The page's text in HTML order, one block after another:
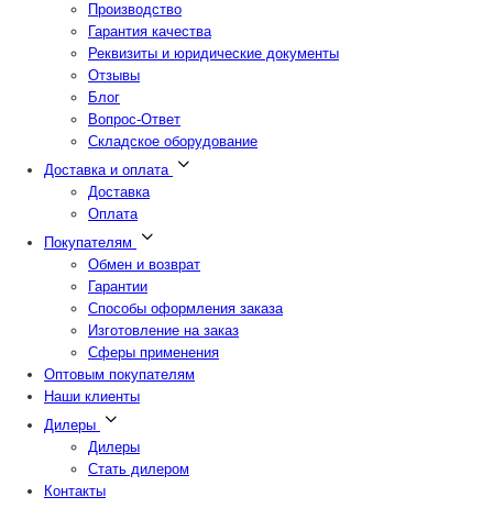
Производство
Гарантия качества
Реквизиты и юридические документы
Отзывы
Блог
Вопрос-Ответ
Складское оборудование
Доставка и оплата
Доставка
Оплата
Покупателям
Обмен и возврат
Гарантии
Способы оформления заказа
Изготовление на заказ
Сферы применения
Оптовым покупателям
Наши клиенты
Дилеры
Дилеры
Стать дилером
Контакты